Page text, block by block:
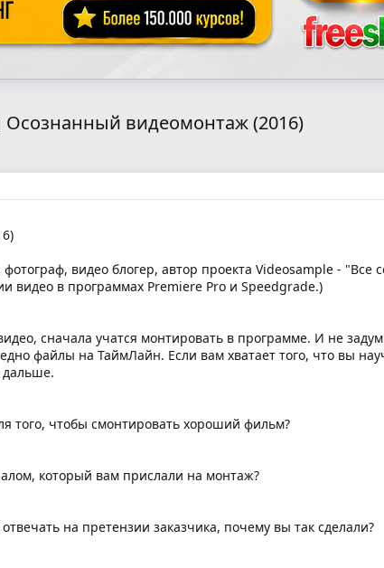
видеомонтаж (2016)
видео блогер, автор проекта Videosample - "Все
видео в программах Premiere Pro и Speedgrade.)
сначала учатся монтировать в программе. И не
файлы на ТаймЛайн. Если вам хватает того, что вы
дальше.
того, чтобы смонтировать хороший фильм?
который вам прислали на монтаж?
на претензии заказчика, почему вы так сделали?